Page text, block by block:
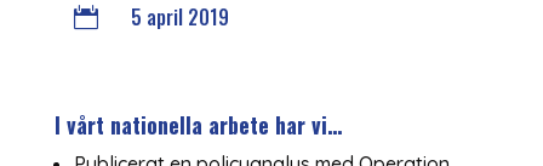
 5 april 2019
I vårt nationella arbete har vi…